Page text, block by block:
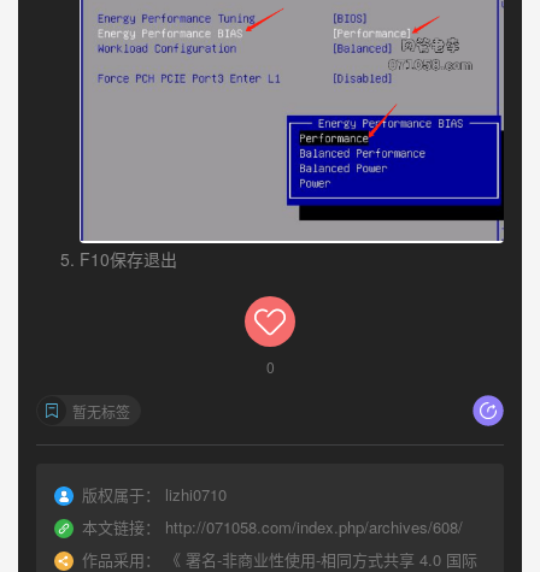
F10保存退出
0
暂无标签
版权属于：
lizhi0710
本文链接：
http://071058.com/index.php/archives/608/
作品采用：
《 署名-非商业性使用-相同方式共享 4.0 国际